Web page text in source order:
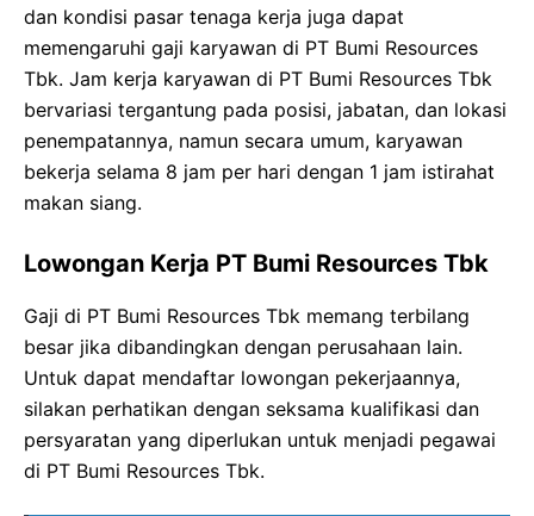
dan kondisi pasar tenaga kerja juga dapat
memengaruhi gaji karyawan di PT Bumi Resources
Tbk. Jam kerja karyawan di PT Bumi Resources Tbk
bervariasi tergantung pada posisi, jabatan, dan lokasi
penempatannya, namun secara umum, karyawan
bekerja selama 8 jam per hari dengan 1 jam istirahat
makan siang.
Lowongan Kerja PT Bumi Resources Tbk
Gaji di PT Bumi Resources Tbk memang terbilang
besar jika dibandingkan dengan perusahaan lain.
Untuk dapat mendaftar lowongan pekerjaannya,
silakan perhatikan dengan seksama kualifikasi dan
persyaratan yang diperlukan untuk menjadi pegawai
di PT Bumi Resources Tbk.